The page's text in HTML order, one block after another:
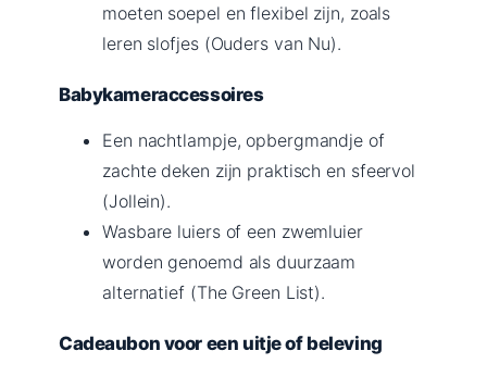
moeten soepel en flexibel zijn, zoals
leren slofjes (Ouders van Nu).
Babykameraccessoires
Een nachtlampje, opbergmandje of
zachte deken zijn praktisch en sfeervol
(Jollein).
Wasbare luiers of een zwemluier
worden genoemd als duurzaam
alternatief (The Green List).
Cadeaubon voor een uitje of beleving